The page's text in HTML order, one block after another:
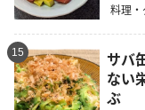
料理・
15
サバ
ない
ぶ